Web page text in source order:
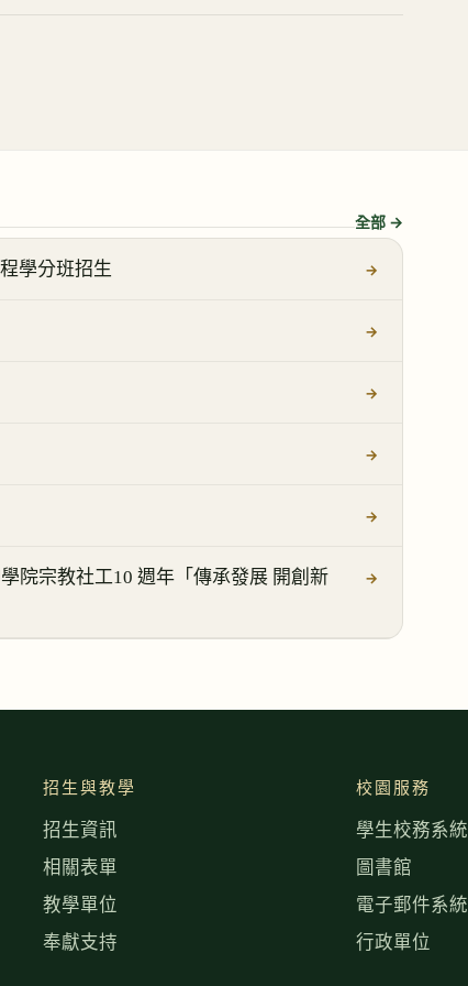
全部 →
學分班招生 →
→
→
→
→
院宗教社工10 週年「傳承發展 開創新
→
招生與教學
招生資訊
相關表單
教學單位
奉獻支持
校園服務
學生校務系統
圖書館
電子郵件系統
行政單位